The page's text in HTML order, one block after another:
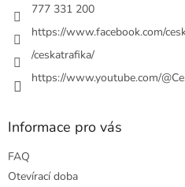
777 331 200
https://www.facebook.com/
/ceskatrafika/
https://www.youtube.com/
Informace pro vás
FAQ
Otevírací doba